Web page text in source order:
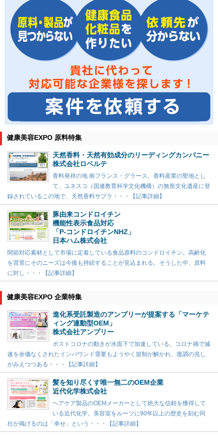
健康美容EXPO 原料特集
天然香料・天然有効成分のリーディングカンパニー
株式会社ロベルテ
香料発祥の地 南フランス・グラース。香料産業の聖地とし
て、ユネスコ（国連教育科学文化機構）の無形文化遺産に登
録されているこの地で、天然香料サプラ・・・【記事詳細】
豚由来コンドロイチン
機能性表示食品対応
「P-コンドロイチンNHZ」
日本ハム株式会社
関節対応素材として市場に定着している食品原料のコンドロイチン。高齢化
を背景にそのニーズは今後も持続することが見込まれる。そうした中、原料
に対し・・・【記事詳細】
健康美容EXPO 企業特集
進化系受託製造のアンプリーが提案する「マーケテ
ィング連動型OEM」
株式会社アンプリー
ポストコロナの動きが水面下で加速している。コロナ禍で減
速を余儀なくされたインバウンド需要もようやく規制が解かれ、復調の兆し
がみえつつある・・・【記事詳細】
髪を知り尽くす唯一無二のOEM企業
近代化学株式会社
ヘアケア製品のOEMメーカーとして絶大な信頼を獲得して
いる近代化学。美容室をルーツに90年以上の歴史を刻む同
社が掲げるのは「幸せ」という・・・【記事詳細】